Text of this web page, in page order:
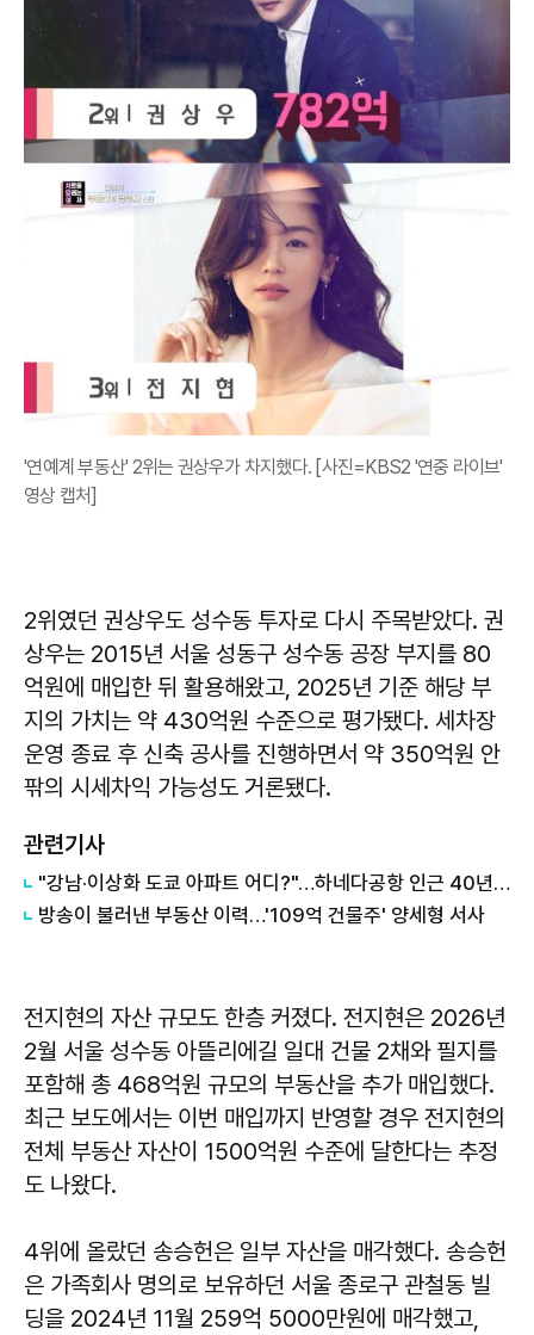
'연예계 부동산' 2위는 권상우가 차지했다. [사진=KBS2 '연중 라이브'
영상 캡처]
2위였던 권상우도 성수동 투자로 다시 주목받았다. 권
상우는 2015년 서울 성동구 성수동 공장 부지를 80
억원에 매입한 뒤 활용해왔고, 2025년 기준 해당 부
지의 가치는 약 430억원 수준으로 평가됐다. 세차장
운영 종료 후 신축 공사를 진행하면서 약 350억원 안
팎의 시세차익 가능성도 거론됐다.
관련기사
"강남·이상화 도쿄 아파트 어디?"…하네다공항 인근 40년 안팎 단지 관심
방송이 불러낸 부동산 이력…'109억 건물주' 양세형 서사
전지현의 자산 규모도 한층 커졌다. 전지현은 2026년
2월 서울 성수동 아뜰리에길 일대 건물 2채와 필지를
포함해 총 468억원 규모의 부동산을 추가 매입했다.
최근 보도에서는 이번 매입까지 반영할 경우 전지현의
전체 부동산 자산이 1500억원 수준에 달한다는 추정
도 나왔다.
4위에 올랐던 송승헌은 일부 자산을 매각했다. 송승헌
은 가족회사 명의로 보유하던 서울 종로구 관철동 빌
딩을 2024년 11월 259억 5000만원에 매각했고,